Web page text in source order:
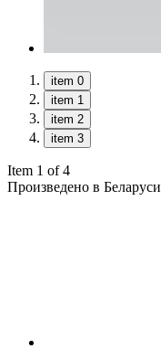
item 0
item 1
item 2
item 3
Item 1 of 4
Произведено в Беларуси